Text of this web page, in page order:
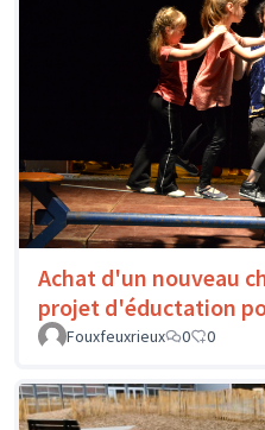
Achat d'un nouveau
projet d'éductation
Fouxfeuxrieux
0 0